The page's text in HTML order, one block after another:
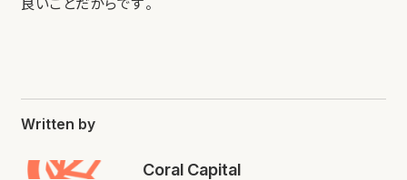
良いことだからです。
Written by
Coral Capital